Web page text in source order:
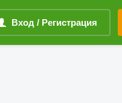
Вход / Регистрация